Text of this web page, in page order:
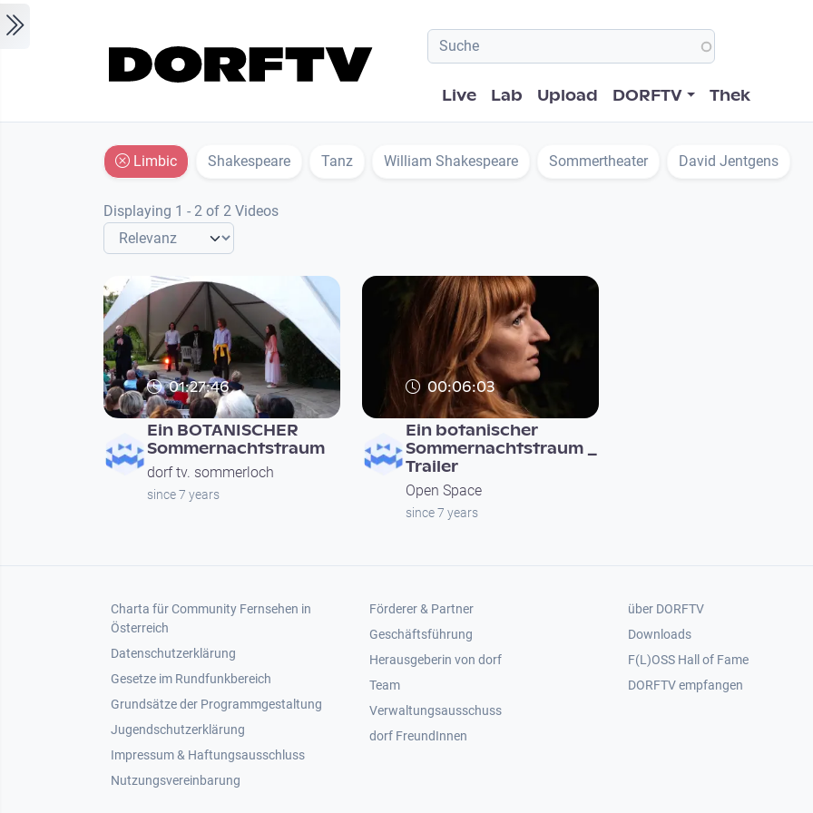
Hauptnavigation
Live Lab Upload DORFTV Thek
Limbic Shakespeare Tanz William Shakespeare Sommertheater David Jentgens
Displaying 1 - 2 of 2 Videos
01:27:46
Ein BOTANISCHER
Sommernachtstraum
dorf tv. sommerloch
since 7 years
00:06:03
Ein botanischer
Sommernachtstraum _
Trailer
Open Space
since 7 years
Footer 1
Charta für Community Fernsehen in
Österreich
Datenschutzerklärung
Gesetze im Rundfunkbereich
Grundsätze der Programmgestaltung
Jugendschutzerklärung
Impressum & Haftungsausschluss
Nutzungsvereinbarung
Footer 2
Förderer & Partner
Geschäftsführung
Herausgeberin von dorf
Team
Verwaltungsausschuss
dorf FreundInnen
Footer 3
über DORFTV
Downloads
F(L)OSS Hall of Fame
Footer 4
DORFTV empfangen